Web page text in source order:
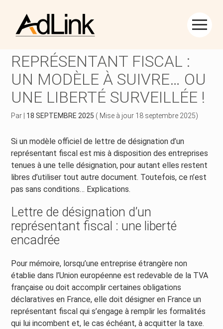
Aller
au
Créer et reprendre une activité
Piloter votre entreprise
Développer votre entreprise
Construire votre patrimoine
Piloter votre gestion
Suivre votre comptabilité
Gérer vos ressources humaines
Dématérialiser vos documents
REPRÉSENTANT FISCAL :
UN MODÈLE À SUIVRE… OU
UNE LIBERTÉ SURVEILLÉE !
Par 18 SEPTEMBRE 2025 ( Mise à jour 18 septembre 2025)
Si un modèle officiel de lettre de désignation d’un
représentant fiscal est mis à disposition des entreprises
tenues à une telle désignation, pour autant elles restent
libres d’utiliser tout autre document. Toutefois, ce n’est
pas sans conditions… Explications.
Lettre de désignation d’un
représentant fiscal : une liberté
encadrée
Pour mémoire, lorsqu’une entreprise étrangère non
établie dans l’Union européenne est redevable de la TVA
française ou doit accomplir certaines obligations
déclaratives en France, elle doit désigner en France un
représentant fiscal qui s’engage à remplir les formalités
qui lui incombent et, le cas échéant, à acquitter la taxe.